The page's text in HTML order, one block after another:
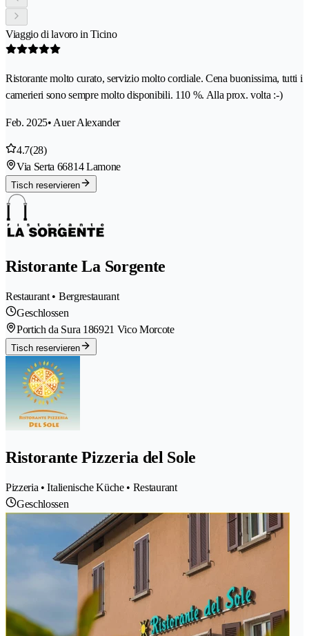
Viaggio di lavoro in Ticino
Ristorante molto curato, servizio molto cordiale. Cena buonissima, tutti i
camerieri sono sempre molto disponibili. 110 %. Alla prox. volta :-)
Feb. 2025• Auer Alexander
4.7(28)
Via Serta 66814 Lamone
Tisch reservieren
Ristorante La Sorgente
Restaurant • Bergrestaurant
Geschlossen
Portich da Sura 186921 Vico Morcote
Tisch reservieren
Ristorante Pizzeria del Sole
Pizzeria • Italienische Küche • Restaurant
Geschlossen